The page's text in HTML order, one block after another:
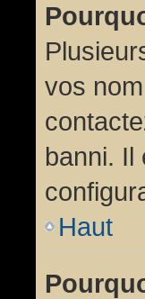
vos
banni. Il
Haut